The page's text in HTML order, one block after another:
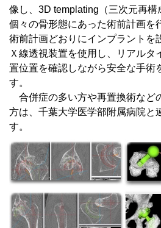
像し、3D templating（三次元再構
個々の骨形態にあった術前計画を
術前計画どおりにインプラントを
Ｘ線透視装置を使用し、リアルタ
置位置を確認しながら安全な手術
す。
合併症の多い方や再置換術など
方は、千葉大学医学部附属病院と
す。